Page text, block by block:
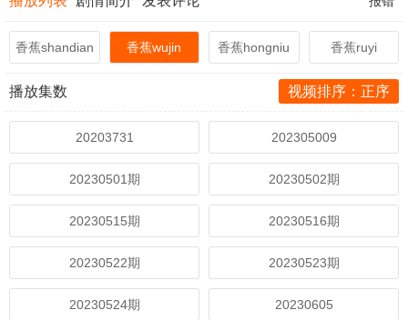
香蕉shandian 香蕉wujin 香蕉hongniu 香蕉ruyi
播放集数 视频排序：正序
20203731 202305009
20230501期 20230502期
20230515期 20230516期
20230522期 20230523期
20230524期 20230605